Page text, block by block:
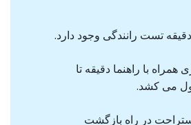
همراه با راهنما دقیقه تا
در راه بازگشت